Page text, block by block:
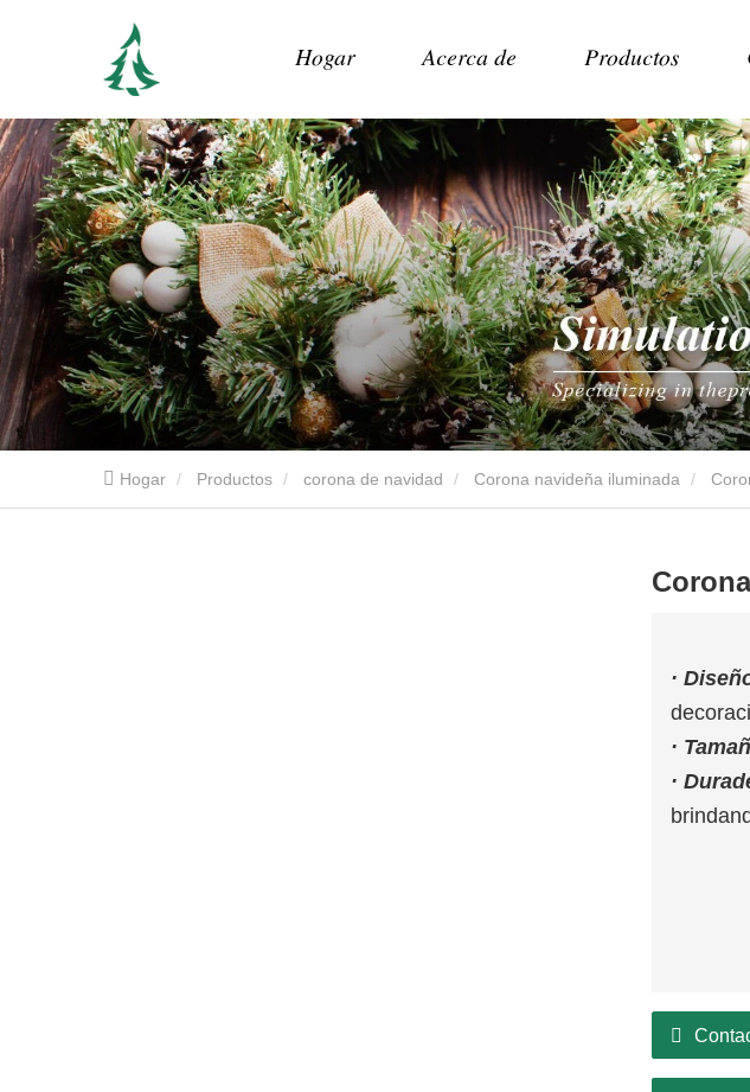
Hogar Acerca de Productos
Hogar Productos corona de navidad Corona navideña iluminada
·
·
·